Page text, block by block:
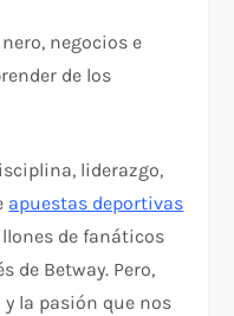
negocios e
de los
liderazgo,
apuestas deportivas
de fanáticos
de Betway. Pero,
la pasión que nos